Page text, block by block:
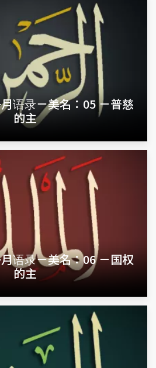
语录－美名：05 －普慈
的主
语录－美名：06 －国权
的主